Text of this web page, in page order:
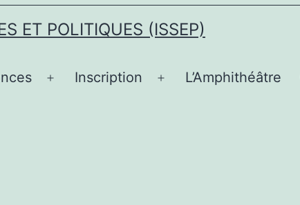
ET POLITIQUES (ISSEP)
Ouvrir
Inscription
Ouvrir
L’Amphithéâtre